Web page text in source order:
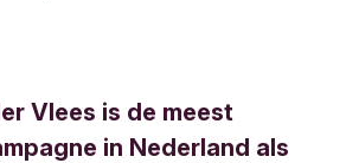
Vlees is de meest
in Nederland als